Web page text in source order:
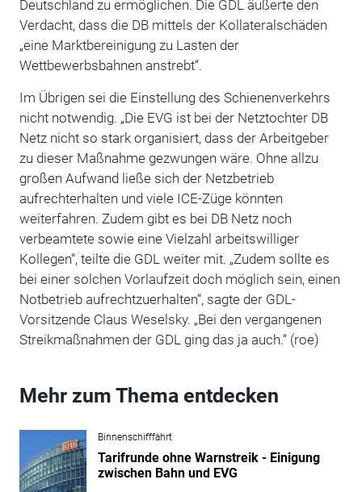
Deutschland zu ermöglichen. Die GDL äußerte den
Verdacht, dass die DB mittels der Kollateralschäden
„eine Marktbereinigung zu Lasten der
Wettbewerbsbahnen anstrebt“.
Im Übrigen sei die Einstellung des Schienenverkehrs
nicht notwendig. „Die EVG ist bei der Netztochter DB
Netz nicht so stark organisiert, dass der Arbeitgeber
zu dieser Maßnahme gezwungen wäre. Ohne allzu
großen Aufwand ließe sich der Netzbetrieb
aufrechterhalten und viele ICE-Züge könnten
weiterfahren. Zudem gibt es bei DB Netz noch
verbeamtete sowie eine Vielzahl arbeitswilliger
Kollegen“, teilte die GDL weiter mit. „Zudem sollte es
bei einer solchen Vorlaufzeit doch möglich sein, einen
Notbetrieb aufrechtzuerhalten“, sagte der GDL-
Vorsitzende Claus Weselsky. „Bei den vergangenen
Streikmaßnahmen der GDL ging das ja auch.“ (roe)
Mehr zum Thema entdecken
Binnenschifffahrt
Tarifrunde ohne Warnstreik - Einigung
zwischen Bahn und EVG